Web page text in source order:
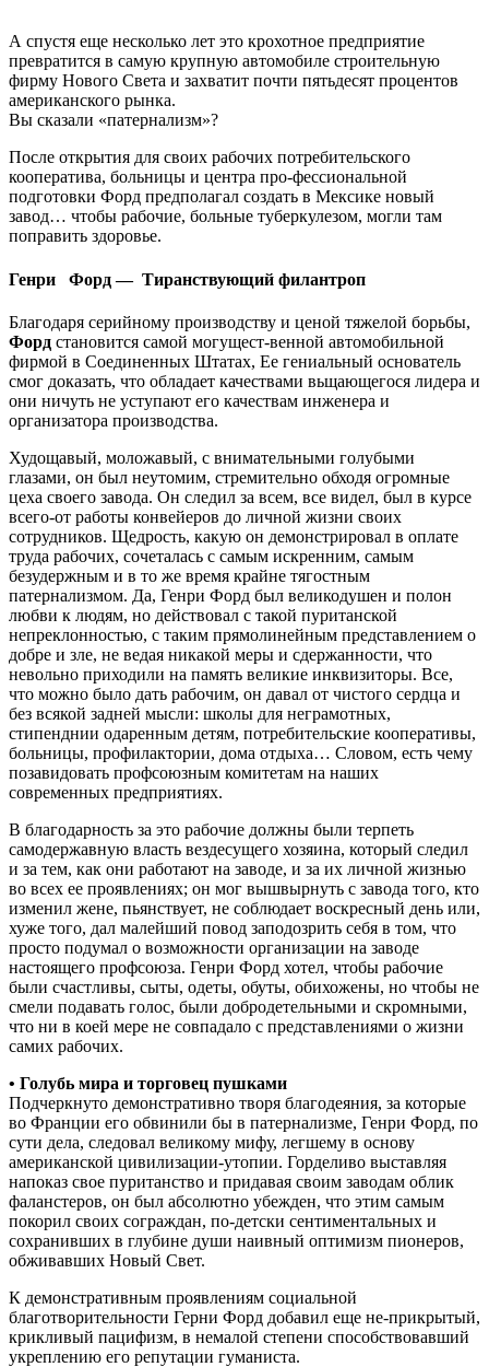
А спустя еще несколько лет это крохотное предприятие
превратится в самую крупную автомобиле строительную
фирму Нового Света и захватит почти пятьдесят процентов
американского рынка.
Вы сказали «патернализм»?
После открытия для своих рабочих потребительского
кооператива, больницы и центра про-фессиональной
подготовки Форд предполагал создать в Мексике новый
завод… чтобы рабочие, больные туберкулезом, могли там
поправить здоровье.
Генри Форд — Тиранствующий филантроп
Благодаря серийному производству и ценой тяжелой борьбы,
Форд становится самой могущест-венной автомобильной
фирмой в Соединенных Штатах, Ее гениальный основатель
смог доказать, что обладает качествами вьщающегося лидера и
они ничуть не уступают его качествам инженера и
организатора производства.
Худощавый, моложавый, с внимательными голубыми
глазами, он был неутомим, стремительно обходя огромные
цеха своего завода. Он следил за всем, все видел, был в курсе
всего-от работы конвейеров до личной жизни своих
сотрудников. Щедрость, какую он демонстрировал в оплате
труда рабочих, сочеталась с самым искренним, самым
безудержным и в то же время крайне тягостным
патернализмом. Да, Генри Форд был великодушен и полон
любви к людям, но действовал с такой пуританской
непреклонностью, с таким прямолинейным представлением о
добре и зле, не ведая никакой меры и сдержанности, что
невольно приходили на память великие инквизиторы. Все,
что можно было дать рабочим, он давал от чистого сердца и
без всякой задней мысли: школы для неграмотных,
стипенднии одаренным детям, потребительские кооперативы,
больницы, профилактории, дома отдыха… Словом, есть чему
позавидовать профсоюзным комитетам на наших
современных предприятиях.
В благодарность за это рабочие должны были терпеть
самодержавную власть вездесущего хозяина, который следил
и за тем, как они работают на заводе, и за их личной жизнью
во всех ее проявлениях; он мог вышвырнуть с завода того, кто
изменил жене, пьянствует, не соблюдает воскресный день или,
хуже того, дал малейший повод заподозрить себя в том, что
просто подумал о возможности организации на заводе
настоящего профсоюза. Генри Форд хотел, чтобы рабочие
были счастливы, сыты, одеты, обуты, обихожены, но чтобы не
смели подавать голос, были добродетельными и скромными,
что ни в коей мере не совпадало с представлениями о жизни
самих рабочих.
• Голубь мира и торговец пушками
Подчеркнуто демонстративно творя благодеяния, за которые
во Франции его обвинили бы в патернализме, Генри Форд, по
сути дела, следовал великому мифу, легшему в основу
американской цивилизации-утопии. Горделиво выставляя
напоказ свое пуританство и придавая своим заводам облик
фаланстеров, он был абсолютно убежден, что этим самым
покорил своих сограждан, по-детски сентиментальных и
сохранивших в глубине души наивный оптимизм пионеров,
обживавших Новый Свет.
К демонстративным проявлениям социальной
благотворительности Герни Форд добавил еще не-прикрытый,
крикливый пацифизм, в немалой степени способствовавший
укреплению его репутации гуманиста.